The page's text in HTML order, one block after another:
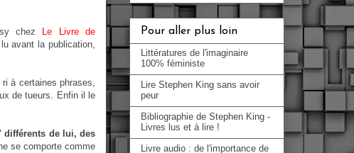
chez
Le Livre de
avant la publication,
à certaines phrases,
de tueurs. Enfin il le
différents de lui, des
se comporte comme
Pour aller plus loin
Littératures de l'imaginaire
100% féministe
Lire Stephen King sans avoir
peur
Bibliographie de Stephen King -
Livres lus et à lire !
Livre audio : de l'importance de